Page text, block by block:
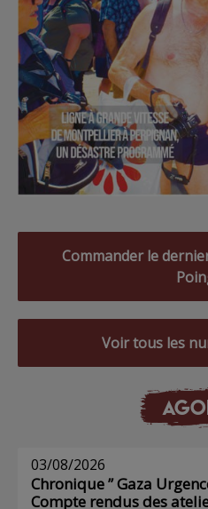
Commander le
Voir tous les
03/08/2026
Chronique ” Gaza
Compte rendus des